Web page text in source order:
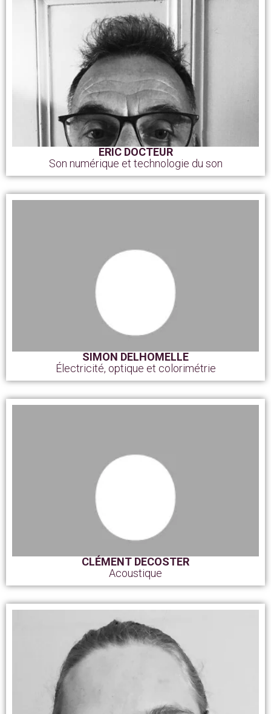
ERIC DOCTEUR
Son numérique et technologie du son
SIMON DELHOMELLE
Électricité, optique et colorimétrie
CLÉMENT DECOSTER
Acoustique